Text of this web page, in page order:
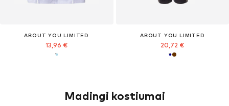
ABOUT YOU LIMITED
13,96 €
ABOUT YOU LIMITED
20,72 €
Madingi kostiumai